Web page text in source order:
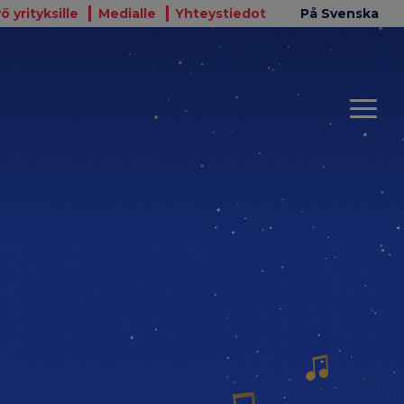
yrityksille Medialle Yhteystiedot På Svenska